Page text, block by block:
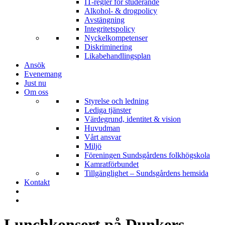
IT-regler för studerande
Alkohol- & drogpolicy
Avstängning
Integritetspolicy
Nyckelkompetenser
Diskriminering
Likabehandlingsplan
Ansök
Evenemang
Just nu
Om oss
Styrelse och ledning
Lediga tjänster
Värdegrund, identitet & vision
Huvudman
Vårt ansvar
Miljö
Föreningen Sundsgårdens folkhögskola
Kamratförbundet
Tillgänglighet – Sundsgårdens hemsida
Kontakt